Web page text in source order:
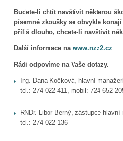
Budete-li chtít navštívit některou
písemné zkoušky se obvykle
příliš dlouho, chcete-li navštívit
Další informace na www.nzz2.cz
Rádi odpovíme na Vaše dotazy.
Ing. Dana Kočková, hlavní
tel.: 274 022 411, mobil: 724 652
RNDr. Libor Berný, zástupce hlavní
tel.: 274 022 136